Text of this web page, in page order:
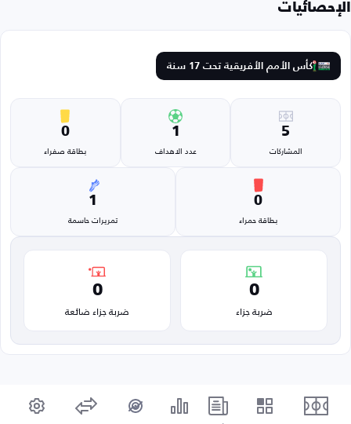
الإحصائيات
كأس الأمم الأفريقية تحت 17 سنة
5
المشاركات
1
عدد الاهداف
0
بطاقة صفراء
0
بطاقة حمراء
1
تمريرات حاسمة
0
ضربة جزاء
0
ضربة جزاء ضائعة